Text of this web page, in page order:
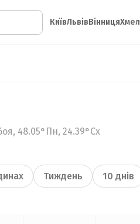
КиївЛьвівВінниця
48.05°Пн, 24.39°Сх
Тиждень 10 днів